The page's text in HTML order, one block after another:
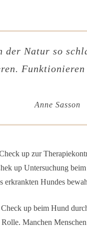
der Natur so
Anne Sasson
up zur
up Untersuchung
erkrankten Hundes
up beim Hund
Manchen